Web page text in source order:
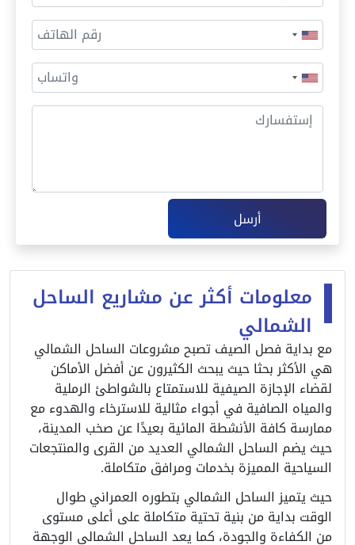
أرسل
معلومات أكثر عن مشاريع الساحل
الشمالي
مع بداية فصل الصيف تصبح مشروعات الساحل الشمالي
هي الأكثر بحثا حيث يبحث الكثيرون عن أفضل الأماكن
لقضاء الإجازة الصيفية للاستمتاع بالشواطئ الرملية
والمياه الصافية في أجواء مثالية للاسترخاء والهدوء مع
ممارسة كافة الأنشطة المائية بعيدًا عن صخب المدينة،
حيث يضم الساحل الشمالي العديد من القرى والمنتجعات
السياحية المميزة بخدمات ومرافق متكاملة.
حيث يتميز الساحل الشمالي بتطوره العمراني طوال
الوقت بداية من بنية تحتية متكاملة على أعلى مستوى
من الكفاءة والجودة، كما يعد الساحل الشمالي الوجهة